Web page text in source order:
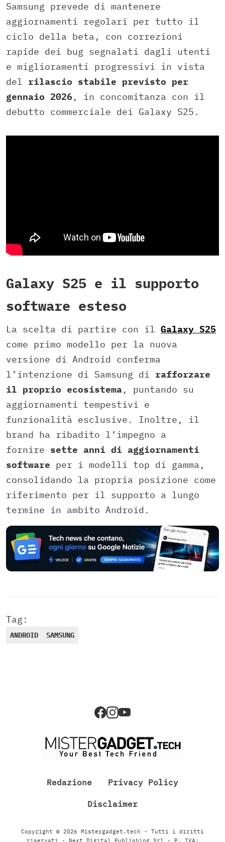
Samsung prevede di mantenere
aggiornamenti regolari per tutto il
ciclo della beta, con correzioni
rapide dei bug segnalati dagli utenti
e miglioramenti progressivi in vista
del rilascio stabile previsto per
gennaio 2026, in concomitanza con il
debutto commerciale dei Galaxy S25.
Galaxy S25 e il supporto
software esteso
La scelta di partire con il Galaxy S25
come primo modello per la nuova
versione di Android conferma
l’intenzione di Samsung di rafforzare
il proprio ecosistema, puntando su
aggiornamenti tempestivi e
funzionalità esclusive. Inoltre, il
brand ha ribadito l’impegno a
fornire sette anni di aggiornamenti
software per i modelli top di gamma,
consolidando la propria posizione come
riferimento per il supporto a lungo
termine in ambito Android.
Tag:
ANDROID SAMSUNG
Redazione Privacy Policy
Disclaimer
Copyright © 2026 Mistergadget.tech - Tutti i diritti
riservati - Next Digital Publishing Srl - P. IVA: